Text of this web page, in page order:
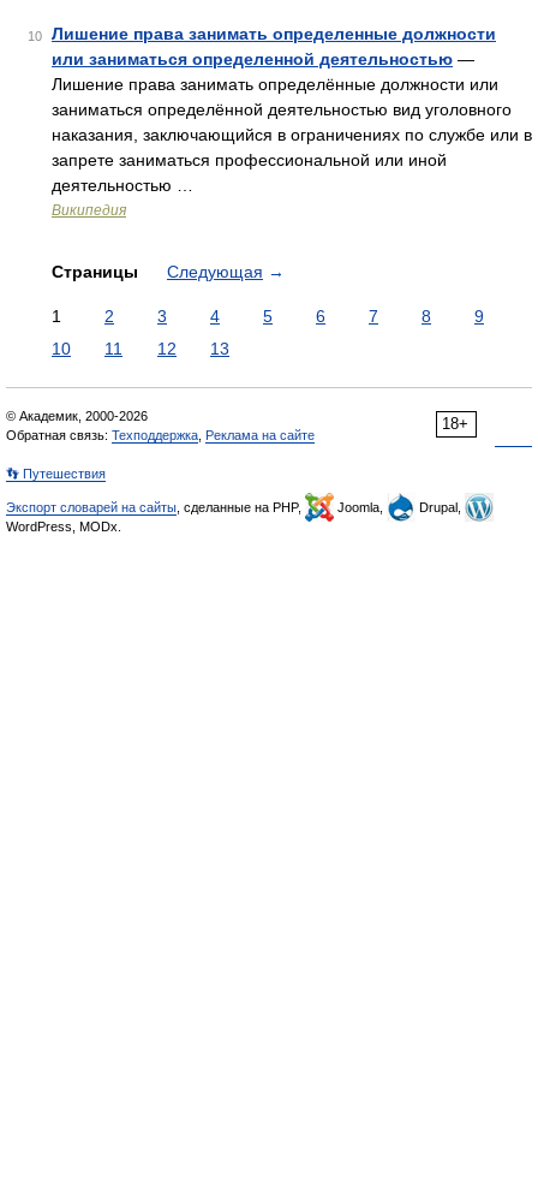
10
Лишение права занимать определенные должности
или заниматься определенной деятельностью —
Лишение права занимать определённые должности или
заниматься определённой деятельностью вид уголовного
наказания, заключающийся в ограничениях по службе или в
запрете заниматься профессиональной или иной
деятельностью …
Википедия
Страницы Следующая →
1 2 3 4 5 6 7 8
9
10
11 12 13
18+
© Академик, 2000-2026
Обратная связь: Техподдержка Реклама на сайте
👣 Путешествия
Экспорт словарей на сайты , сделанные на PHP, Joomla,
Drupal,
WordPress, MODx.